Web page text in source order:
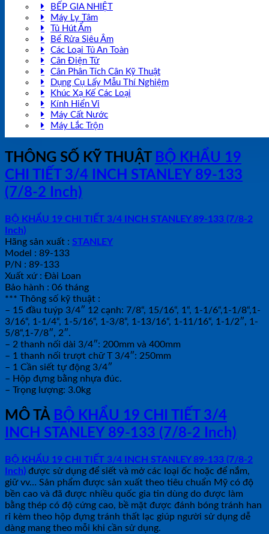
BẾP GIA NHIỆT
Máy Ly Tâm
Tủ Hút Ẩm
Bể Rửa Siêu Âm
Các Loại Tủ An Toàn
Cân Điện Tử
Cân Phân Tích Cân Kỹ Thuật
Dụng Cụ Lấy Mẫu Thí Nghiệm
Khúc Xạ Kế Các Loại
Kính Hiển Vi
Máy Cất Nước
Máy Lắc Trộn
THÔNG SỐ KỸ THUẬT BỘ KHẨU 19
CHI TIẾT 3/4 INCH STANLEY 89-133
(7/8-2 Inch)
BỘ KHẨU 19 CHI TIẾT 3/4 INCH STANLEY 89-133 (7/8-2
Inch)
Hãng sản xuất : STANLEY
Model : 89-133
P/N : 89-133
Xuất xứ : Đài Loan
Bảo hành : 06 tháng
*** Thông số kỹ thuật :
– 15 đầu tuýp 3/4″ 12 cạnh: 7/8“, 15/16“, 1“, 1-1/6“,1-1/8“,1-
3/16“, 1-1/4“, 1-5/16“, 1-3/8“, 1-13/16“, 1-11/16“, 1-1/2″, 1-
5/8“,1-7/8″, 2″.
– 2 thanh nối dài 3/4″: 200mm và 400mm
– 1 thanh nối trượt chữ T 3/4″: 250mm
– 1 Cần siết tự động 3/4″
– Hộp đựng bằng nhựa đúc.
– Trọng lượng: 3.0kg
MÔ TẢ BỘ KHẨU 19 CHI TIẾT 3/4
INCH STANLEY 89-133 (7/8-2 Inch)
BỘ KHẨU 19 CHI TIẾT 3/4 INCH STANLEY 89-133 (7/8-2
Inch) được sử dụng để siết và mở các loại ốc hoặc để nắm,
giữ vv… Sản phẩm được sản xuất theo tiêu chuẩn Mỹ có độ
bền cao và đã được nhiều quốc gia tin dùng do được làm
bằng thép có độ cứng cao, bề mặt được đánh bóng tránh han
rỉ kèm theo hộp đựng tránh thất lạc giúp người sử dụng dễ
dàng mang theo mỗi khi cần sử dụng.